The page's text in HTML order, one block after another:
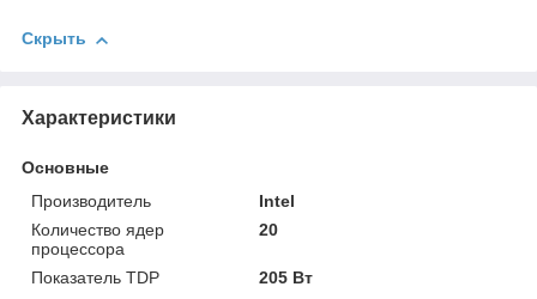
Скрыть
Характеристики
Основные
Производитель
Intel
Количество ядер
процессора
20
Показатель TDP
205 Вт